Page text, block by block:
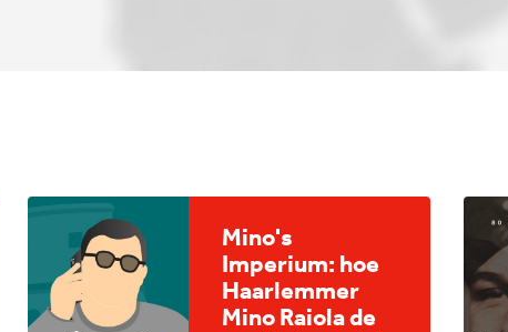
Mino's
Imperium: hoe
Haarlemmer
Mino Raiola de